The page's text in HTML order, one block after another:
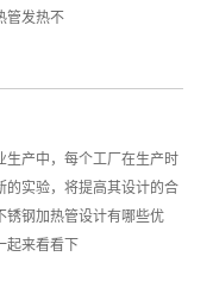
管发热不
生产中，每个工厂在生产时
的实验，将提高其设计的合
锈钢加热管设计有哪些优
起来看看下